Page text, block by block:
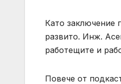
Като заключение
развито. Инж.
работещите и
Повече от